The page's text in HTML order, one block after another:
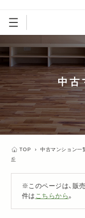
中古
TOP › 中古マンション一
丘
※このページは、販
件は こちらから。